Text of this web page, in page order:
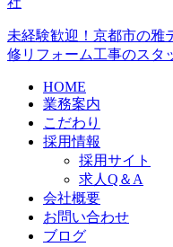
未経験歓迎！京都市の雅
修リフォーム工事のスタ
HOME
業務案内
こだわり
採用情報
採用サイト
求人Q＆A
会社概要
お問い合わせ
ブログ